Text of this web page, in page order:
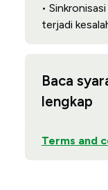
•
terjadi
Baca
lengkap
Terms and